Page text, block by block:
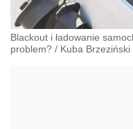
Blackout i ładowanie
problem? / Kuba Brzeziński